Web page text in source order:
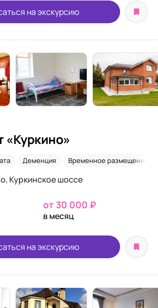
на экскурсию
«Куркино»
Деменция Временное размещение
Куркинское шоссе
от 30 000 ₽
в месяц
на экскурсию